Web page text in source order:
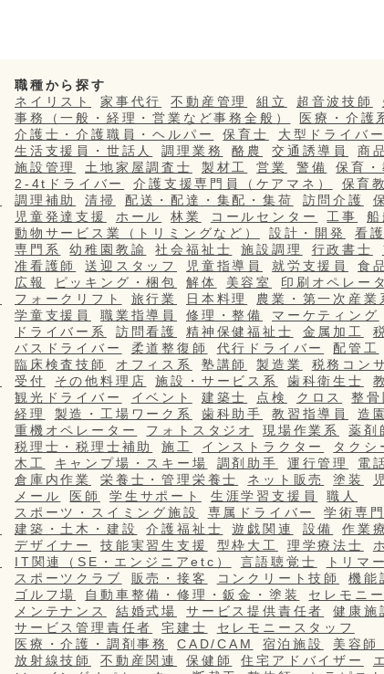
職種から探す
ネイリスト
家事代行 不動産管理 組立 超音波技師
事務（一般・経理・営業など事務全般）
医療・介護
介護士・介護職員・ヘルパー
保育士
大型ドライバー
生活支援員・世話人
調理業務 酪農 交通誘導員 商
施設管理
土地家屋調査士 製材工 営業 警備
保育・
2-4tドライバー
介護支援専門員（ケアマネ） 保育
調理補助
清掃 配送・配達・集配・集荷 訪問介護
児童発達支援
ホール 林業 コールセンター 工事
船
動物サービス業（トリミングなど）
設計・開発 看
専門系
幼稚園教諭 社会福祉士 施設調理 行政書士
准看護師
送迎スタッフ 児童指導員 就労支援員
食
広報
ピッキング・梱包 解体 美容室 印刷オペレー
フォークリフト
旅行業 日本料理 農業・第一次産業
学童支援員
職業指導員 修理・整備 マーケティング
ドライバー系
訪問看護 精神保健福祉士 金属加工
バスドライバー
柔道整復師 代行ドライバー 配管工
臨床検査技師
オフィス系 塾講師 製造業 税務コン
受付
その他料理店 施設・サービス系 歯科衛生士
観光ドライバー
イベント 建築士 点検 クロス
整
経理
製造・工場ワーク系 歯科助手 教習指導員
造園
重機オペレーター
フォトスタジオ 現場作業系
薬剤
税理士・税理士補助
施工 インストラクター
タクシ
木工
キャンプ場・スキー場 調剤助手 運行管理 電
倉庫内作業
栄養士・管理栄養士 ネット販売 塗装
メール
医師 学生サポート 生涯学習支援員
職人
スポーツ・スイミング施設
専属ドライバー 学術専
建築・土木・建設
介護福祉士 遊戯関連 設備 作業
デザイナー
技能実習生支援 型枠大工 理学療法士
IT関連（SE・エンジニアetc）
言語聴覚士
トリマー
スポーツクラブ
販売・接客 コンクリート技師
機能
ゴルフ場
自動車整備・修理・鈑金・塗装 セレモニー
メンテナンス
結婚式場 サービス提供責任者
健康施
サービス管理責任者
宅建士
セレモニースタッフ
医療・介護・調剤事務
CAD/CAM 宿泊施設
美容師
放射線技師
不動産関連 保健師 住宅アドバイザー